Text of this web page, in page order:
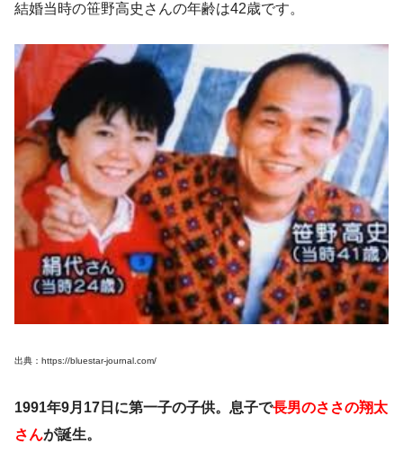
結婚当時の笹野高史さんの年齢は42歳です。
出典：https://bluestar-journal.com/
1991年9月17日に第一子の子供。息子で長男のささの翔太
さんが誕生。